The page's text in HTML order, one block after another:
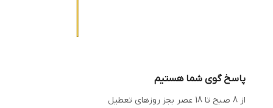
پاسخ گوی شما هستیم
از 8 صبح تا 18 عصر بجز روزهای تعطیل